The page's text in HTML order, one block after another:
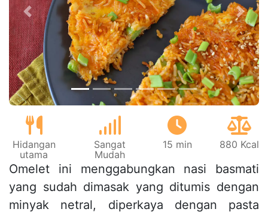
Sebelumnya
Hidangan
utama
Sangat
Mudah
15 min 880 Kcal
Omelet ini menggabungkan nasi basmati
yang sudah dimasak yang ditumis dengan
minyak netral, diperkaya dengan pasta